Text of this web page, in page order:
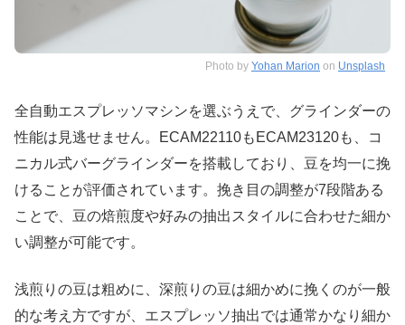
Photo by Yohan Marion on Unsplash
全自動エスプレッソマシンを選ぶうえで、グラインダーの
性能は見逃せません。ECAM22110もECAM23120も、コ
ニカル式バーグラインダーを搭載しており、豆を均一に挽
けることが評価されています。挽き目の調整が7段階ある
ことで、豆の焙煎度や好みの抽出スタイルに合わせた細か
い調整が可能です。
浅煎りの豆は粗めに、深煎りの豆は細かめに挽くのが一般
的な考え方ですが、エスプレッソ抽出では通常かなり細か